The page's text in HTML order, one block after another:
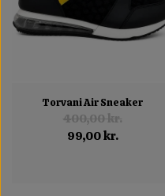
Torvani Air Sneaker
400,00 kr.
99,00 kr.